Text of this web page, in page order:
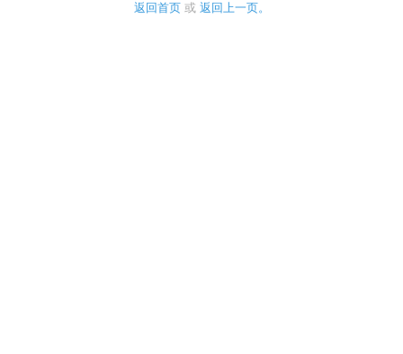
返回首页 或 返回上一页。